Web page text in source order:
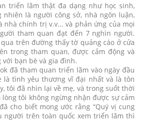
triển lãm thật đa dạng như học sinh,
là người công sở, nhà ngôn luận,
nhà chính trị v.v... và phản ứng của mọi
tham quan đạt đến 7 nghìn người.
trên đường thấy tờ quảng cáo ở cửa
trong tham quan, được cảm động và
với bạn bè và gia đình.
đã tham quan triển lãm vào ngày đầu
là tình yêu thương vĩ đại nhất và là tôn
tôi đã nhìn lại về mẹ, và trong suốt thời
tôi không ngừng nhận được sự cảm
cho biết mong ước rằng “Quý vị cung
người trên toàn quốc xem triển lãm thì